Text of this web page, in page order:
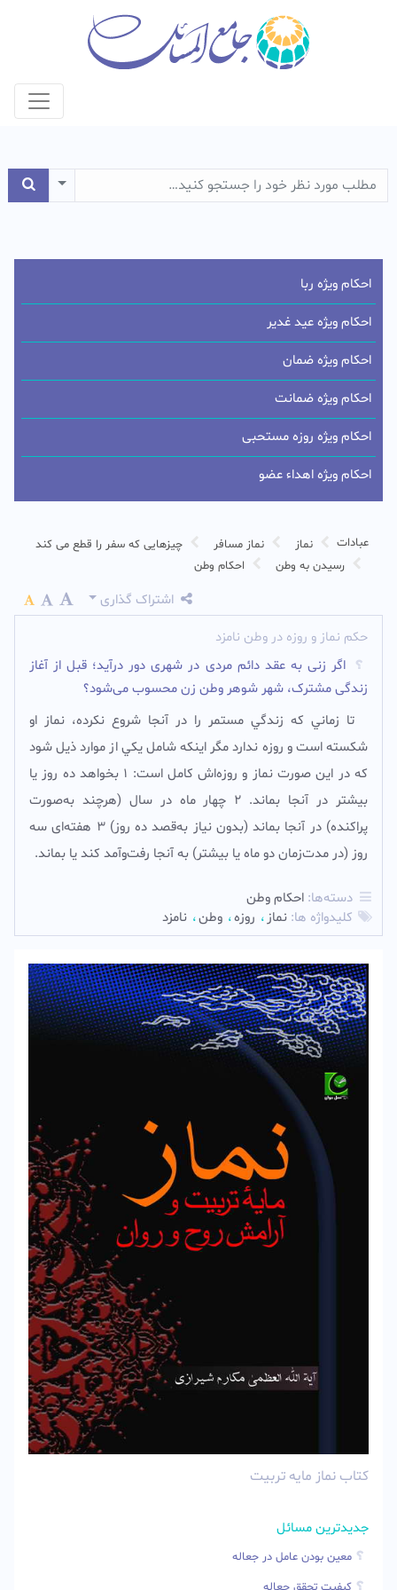
عبادات نماز نماز مسافر
چیزهایی که سفر را قطع می کند
رسیدن به وطن
احکام وطن
اشتراک گذاری
حکم نماز و روزه در وطن نامزد
اگر زنی به عقد دائم مردی در شهری دور درآید؛ قبل از آغاز
زندگى مشترک، شهر شوهر وطن زن محسوب می‌شود؟
تا زماني که زندگي مستمر را در آنجا شروع نکرده، نماز او
شکسته است و روزه ندارد مگر اینکه شامل يکي از موارد ذیل شود
که در اين صورت نماز و روزه‌اش کامل است: 1 بخواهد ده روز يا
بيشتر در آنجا بماند. 2 چهار ماه در سال (هرچند به‌صورت
پراکنده) در آنجا بماند (بدون نياز به‌قصد ده روز) 3 هفته‌ای سه
روز (در مدت‌زمان دو ماه يا بيشتر) به آنجا رفت‌وآمد کند يا بماند.
دسته‌ها: احکام وطن
کلیدواژه ها: نماز روزه وطن نامزد
کتاب نماز مایه تربیت
جدیدترین مسائل
معین بودن عامل در جعاله
احکام ویژه ربا
احکام ویژه عید غدیر
احکام ویژه ضمان
احکام ویژه ضمانت
احکام ویژه روزه مستحبی
احکام ویژه اهداء عضو